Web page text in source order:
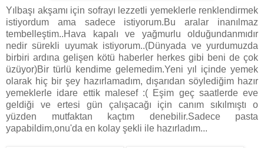
Yılbaşı akşamı için sofrayı lezzetli yemeklerle renklendirmek
istiyordum ama sadece istiyorum.Bu aralar inanılmaz
tembelleştim..Hava kapalı ve yağmurlu olduğundanmıdır
nedir sürekli uyumak istiyorum..(Dünyada ve yurdumuzda
birbiri ardına gelişen kötü haberler herkes gibi beni de çok
üzüyor)Bir türlü kendime gelemedim.Yeni yıl içinde yemek
olarak hiç bir şey hazırlamadım, dışarıdan söylediğim hazır
yemeklerle idare ettik malesef :( Eşim geç saatlerde eve
geldiği ve ertesi gün çalışacağı için canım sıkılmıştı o
yüzden mutfaktan kaçtım denebilir.Sadece pasta
yapabildim,onu'da en kolay şekli ile hazırladım...